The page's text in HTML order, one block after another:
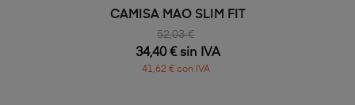
CAMISA MAO SLIM FIT
52,03 €
34,40 € sin IVA
41,62 € con IVA